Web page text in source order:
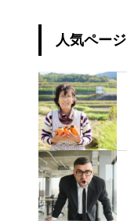
人気ページ